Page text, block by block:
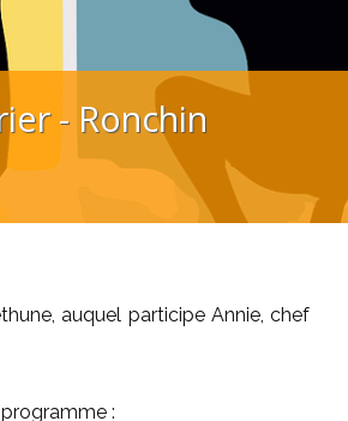
- Ronchin
auquel participe Annie, chef
: